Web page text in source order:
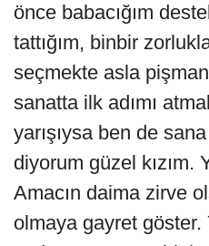
önce babacığım
tattığım, binbir
seçmekte asla
sanatta ilk adımı
yarışıysa ben de
diyorum güzel kızım.
Amacın daima zirve
olmaya gayret göster.